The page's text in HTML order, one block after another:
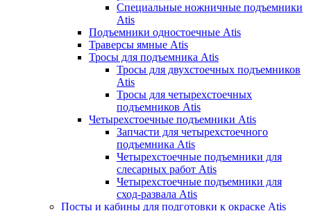
Специальные ножничные подъемники
Atis
Подъемники одностоечные Atis
Траверсы ямные Atis
Тросы для подъемника Atis
Тросы для двухстоечных подъемников
Atis
Тросы для четырехстоечных
подъемников Atis
Четырехстоечные подъемники Atis
Запчасти для четырехстоечного
подъемника Atis
Четырехстоечные подъемники для
слесарных работ Atis
Четырехстоечные подъемники для
сход-развала Atis
Посты и кабины для подготовки к окраске Atis